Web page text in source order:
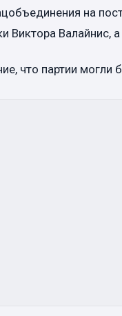
на
Виктора Валайнис,
что партии могли